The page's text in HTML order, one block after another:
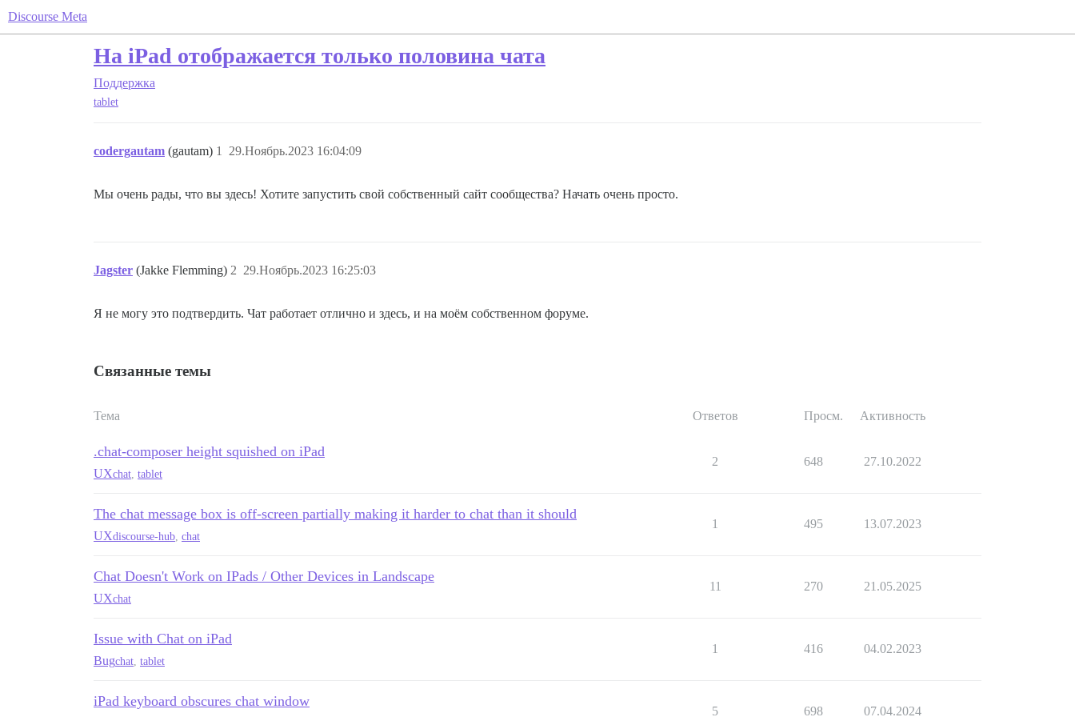
Discourse Meta
На iPad отображается только половина чата
Поддержка
tablet
codergautam (gautam) 29.Ноябрь.2023 16:04:09
1
Мы очень рады, что вы здесь! Хотите запустить свой собственный сайт сообщества? Начать очень просто.
Jagster (Jakke Flemming) 29.Ноябрь.2023 16:25:03
2
Я не могу это подтвердить. Чат работает отлично и здесь, и на моём собственном форуме.
Связанные темы
Тема Ответов Просм. Активность
.chat-composer height squished on iPad
UXchat tablet
2 648 27.10.2022
The chat message box is off-screen partially making it harder to chat than it should
UXdiscourse-hub chat
1 495 13.07.2023
Chat Doesn't Work on IPads / Other Devices in Landscape
UXchat
11 270 21.05.2025
Issue with Chat on iPad
Bugchat tablet
1 416 04.02.2023
iPad keyboard obscures chat window
5 698 07.04.2024